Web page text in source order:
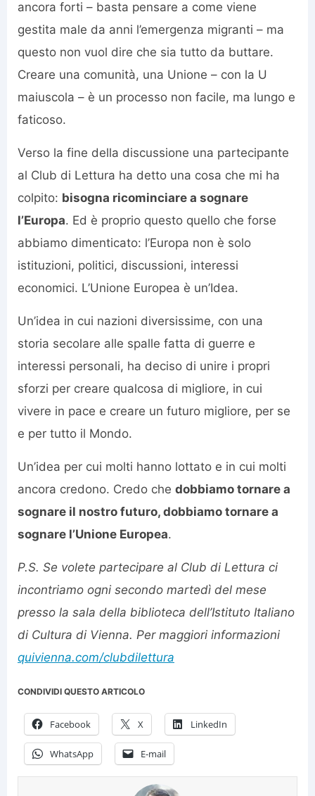
ancora forti – basta pensare a come viene
gestita male da anni l’emergenza migranti – ma
questo non vuol dire che sia tutto da buttare.
Creare una comunità, una Unione – con la U
maiuscola – è un processo non facile, ma lungo e
faticoso.
Verso la fine della discussione una partecipante
al Club di Lettura ha detto una cosa che mi ha
colpito: bisogna ricominciare a sognare
l’Europa. Ed è proprio questo quello che forse
abbiamo dimenticato: l’Europa non è solo
istituzioni, politici, discussioni, interessi
economici. L’Unione Europea è un’Idea.
Un’idea in cui nazioni diversissime, con una
storia secolare alle spalle fatta di guerre e
interessi personali, ha deciso di unire i propri
sforzi per creare qualcosa di migliore, in cui
vivere in pace e creare un futuro migliore, per se
e per tutto il Mondo.
Un’idea per cui molti hanno lottato e in cui molti
ancora credono. Credo che dobbiamo tornare a
sognare il nostro futuro, dobbiamo tornare a
sognare l’Unione Europea.
P.S. Se volete partecipare al Club di Lettura ci
incontriamo ogni secondo martedì del mese
presso la sala della biblioteca dell’Istituto Italiano
di Cultura di Vienna. Per maggiori informazioni
quivienna.com/clubdilettura
CONDIVIDI QUESTO ARTICOLO
Facebook X LinkedIn
WhatsApp E-mail